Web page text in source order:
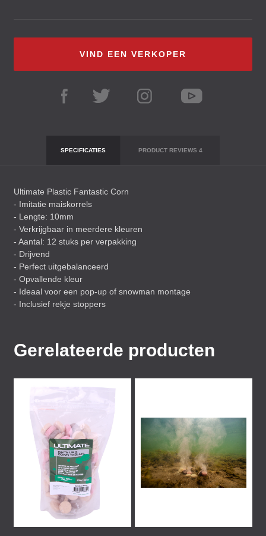
VIND EEN VERKOPER
SPECIFICATIES PRODUCT REVIEWS 4
Ultimate Plastic Fantastic Corn
- Imitatie maiskorrels
- Lengte: 10mm
- Verkrijgbaar in meerdere kleuren
- Aantal: 12 stuks per verpakking
- Drijvend
- Perfect uitgebalanceerd
- Opvallende kleur
- Ideaal voor een pop-up of snowman montage
- Inclusief rekje stoppers
Gerelateerde producten